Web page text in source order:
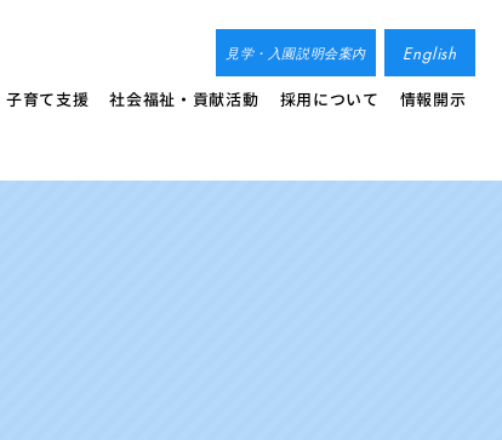
見学・入園説明会案内 English
子育て支援 社会福祉・貢献活動 採用について 情報開示